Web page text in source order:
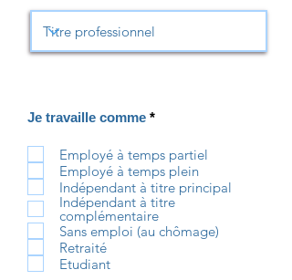
Je travaille comme *O
i
g
a
t
o
i
r
Employé à temps partiel
Employé à temps plein
Indépendant à titre principal
Indépendant à titre
complémentaire
Sans emploi (au chômage)
Retraité
Etudiant